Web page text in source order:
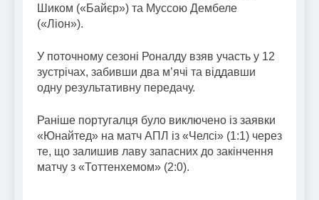
Шиком («Байєр») та Муссою Дембеле
(«Ліон»).
У поточному сезоні Роналду взяв участь у 12
зустрічах, забивши два м’ячі та віддавши
одну результативну передачу.
Раніше португалця було виключено із заявки
«Юнайтед» на матч АПЛ із «Челсі» (1:1) через
те, що залишив лаву запасних до закінчення
матчу з «Тоттенхемом» (2:0).